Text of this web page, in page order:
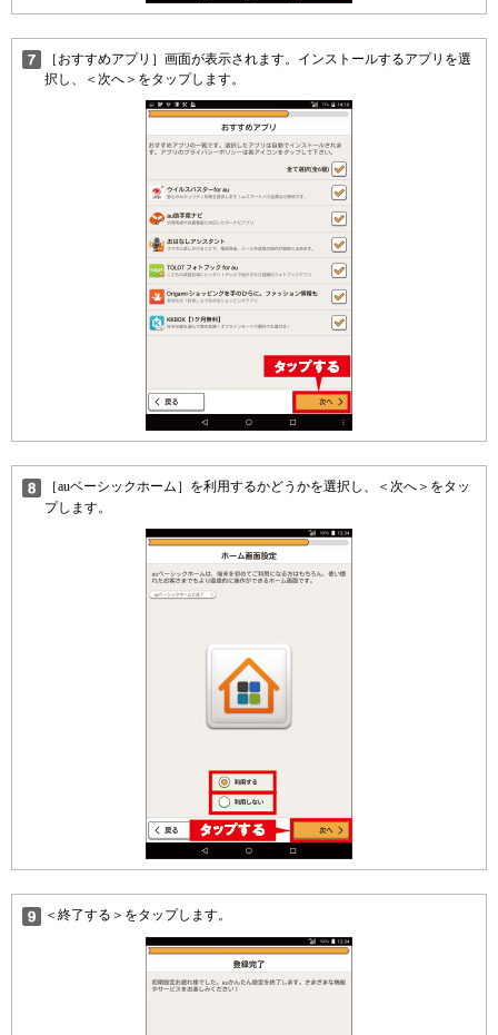
［おすすめアプリ］画面が表示されます。インストールするアプリを選
択し、＜次へ＞をタップします。
［auベーシックホーム］を利用するかどうかを選択し、＜次へ＞をタッ
プします。
＜終了する＞をタップします。